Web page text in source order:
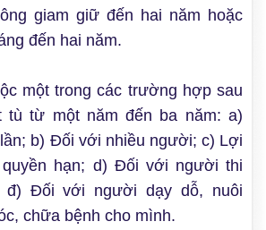
giam giữ đến hai năm hoặc
đến hai năm.
một trong các trường hợp sau
tù từ một năm đến ba năm: a)
b) Đối với nhiều người; c) Lợi
hạn; d) Đối với người thi
đ) Đối với người dạy dỗ, nuôi
chữa bệnh cho mình.